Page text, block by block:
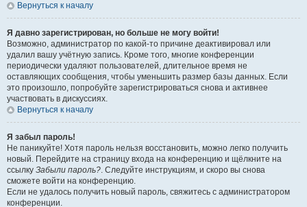
Вернуться к началу
Я давно зарегистрирован, но больше не могу войти!
Возможно, администратор по какой-то причине деактивировал или
удалил вашу учётную запись. Кроме того, многие конференции
периодически удаляют пользователей, длительное время не
оставляющих сообщения, чтобы уменьшить размер базы данных. Если
это произошло, попробуйте зарегистрироваться снова и активнее
участвовать в дискуссиях.
Вернуться к началу
Я забыл пароль!
Не паникуйте! Хотя пароль нельзя восстановить, можно легко получить
новый. Перейдите на страницу входа на конференцию и щёлкните на
ссылку Забыли пароль?. Следуйте инструкциям, и скоро вы снова
сможете войти на конференцию.
Если не удалось получить новый пароль, свяжитесь с администратором
конференции.